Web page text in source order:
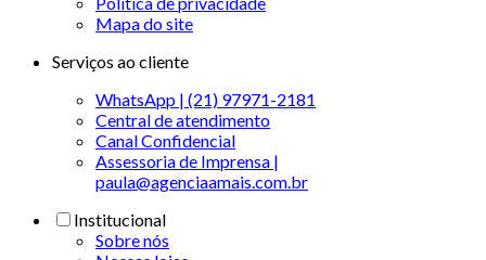
Mapa do site
Serviços ao cliente
WhatsApp | (21) 97971-2181
Central de atendimento
Canal Confidencial
Assessoria de Imprensa |
paula@agenciaamais.com.br
Institucional
Sobre nós